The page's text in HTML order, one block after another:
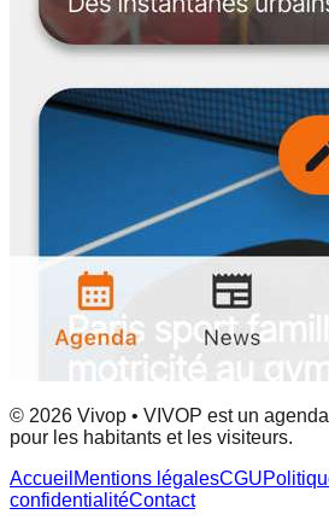
© 2026 Vivop • VIVOP est un
pour les habitants et les visiteurs.
Accueil Mentions légalesCGU
confidentialitéContact